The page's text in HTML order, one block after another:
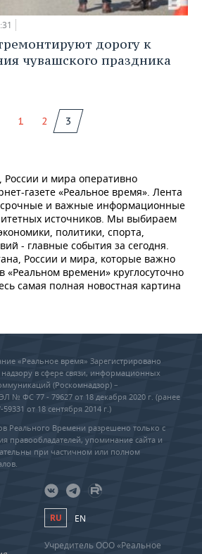
дорогу к
чувашского праздника
1 2 3
России и мира оперативно
газете «Реальное время». Лента
срочные и важные информационные
источников. Мы выбираем
политики, спорта,
- главные события за сегодня.
России и мира, которые важно
«Реальном времени» круглосуточно
самая полная новостная картина
«Реальное время» Зарегистрировано
в сфере связи, информационных
(Роскомнадзор) –
№ ФС 77 - 79627 от 18 декабря 2020 г. (ранее
от 18 сентября 2014 г.)
Реального Времени разрешено только с
правообладателей, упоминание сайта и
при частичном или полном
RU EN
Учредитель ООО «Реальное